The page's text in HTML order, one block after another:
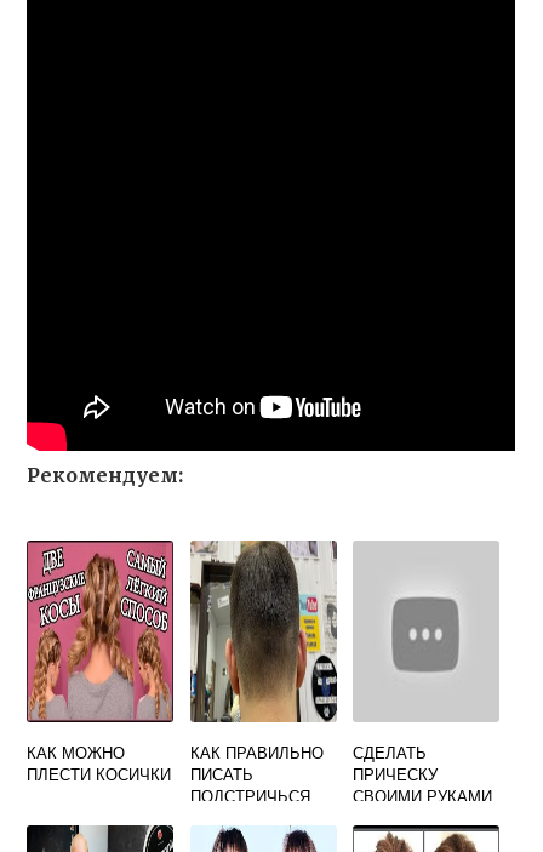
Рекомендуем:
КАК МОЖНО
ПЛЕСТИ КОСИЧКИ
КАК ПРАВИЛЬНО
ПИСАТЬ
ПОДСТРИЧЬСЯ
ПОСТРИЧЬСЯ
СДЕЛАТЬ
ПРИЧЕСКУ
СВОИМИ РУКАМИ